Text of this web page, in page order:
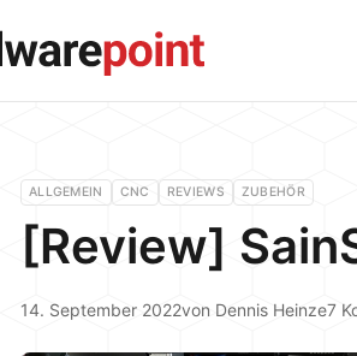
ALLGEMEIN CNC REVIEWS ZUBEHÖR
[Review]
14. September 2022von Dennis Heinze7